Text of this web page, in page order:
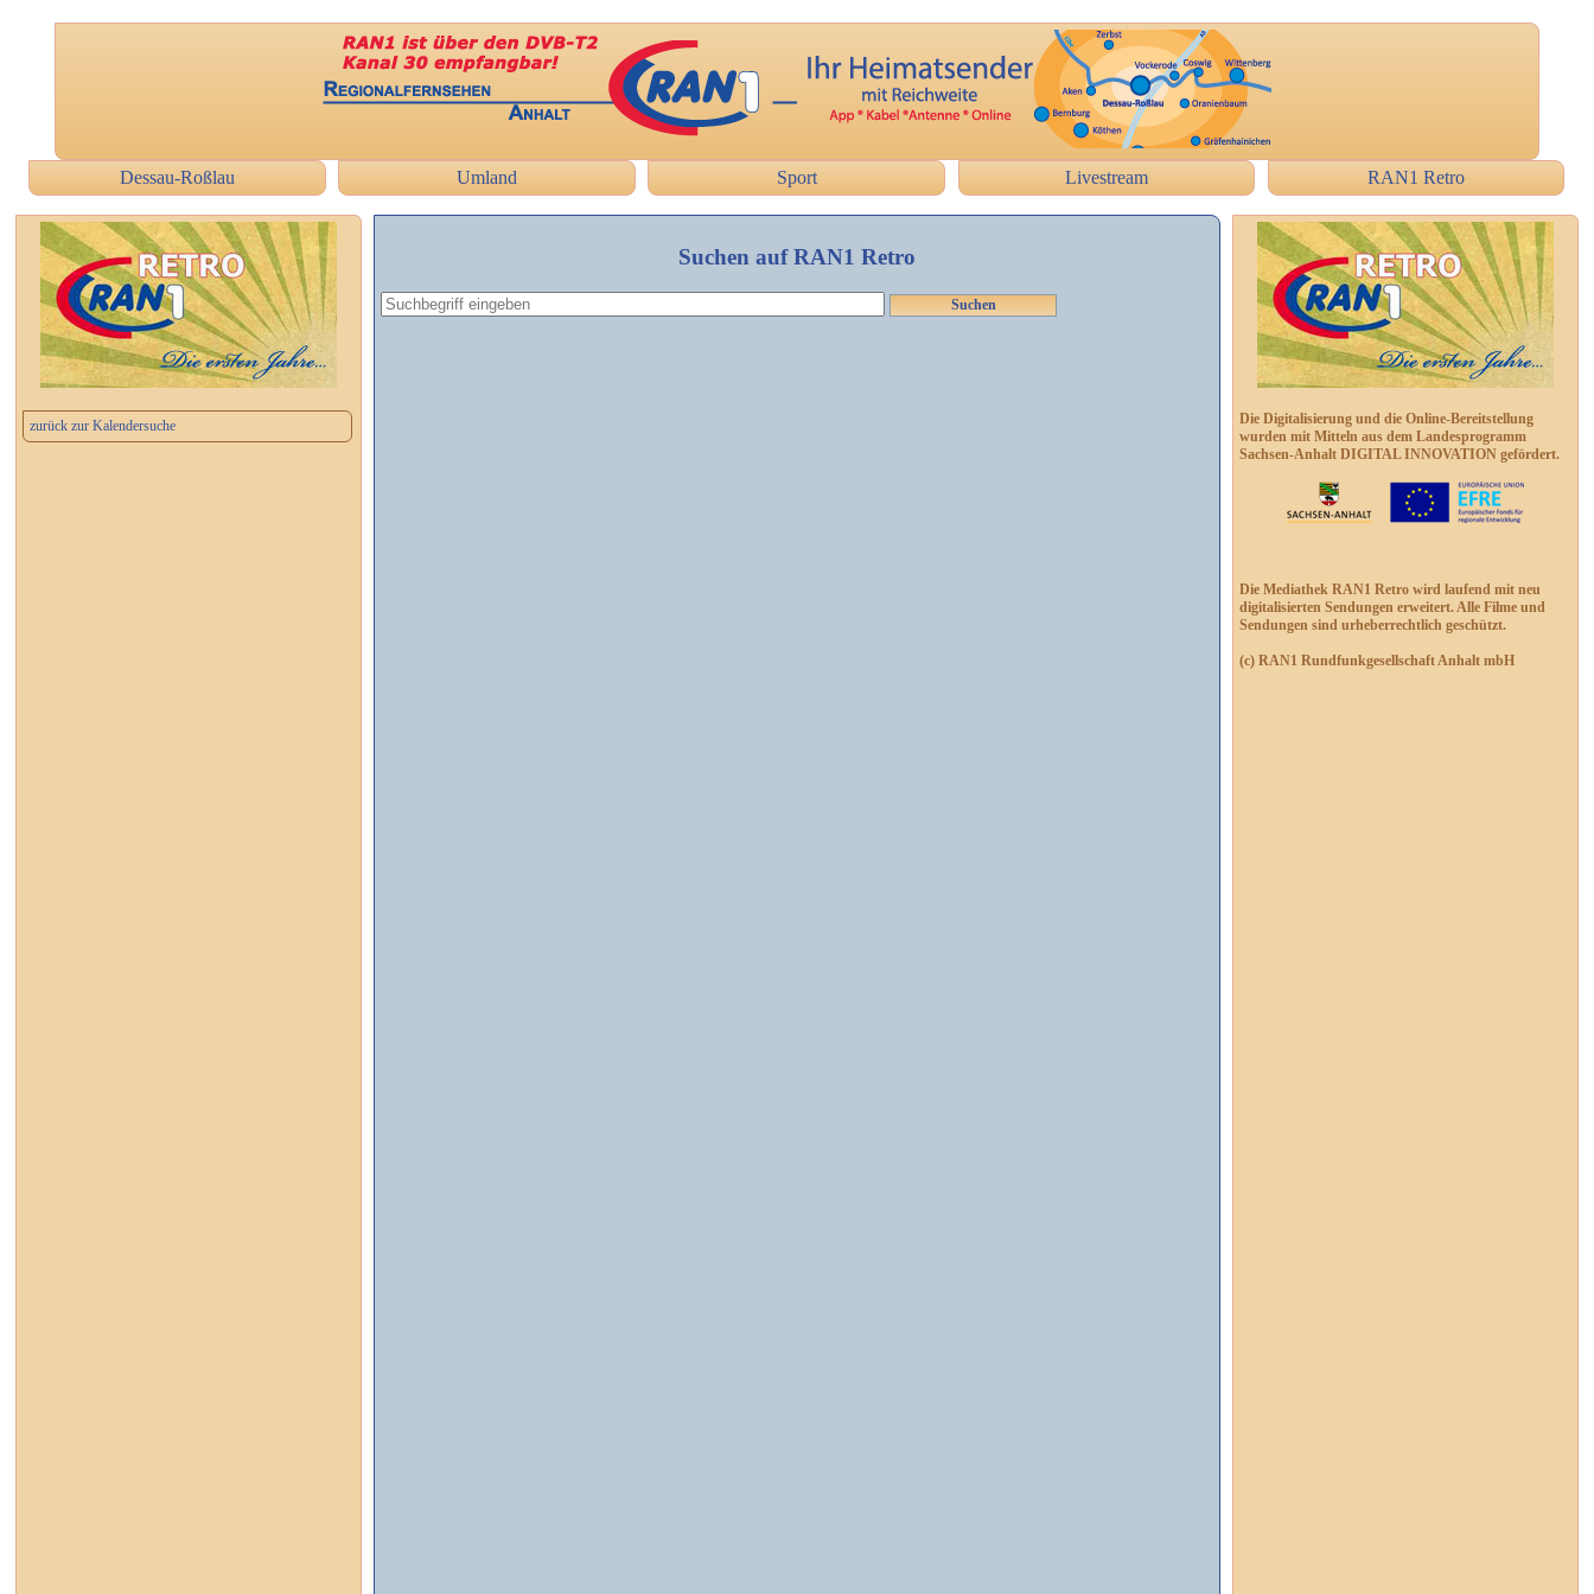
Dessau-Roßlau Umland Sport Livestream RAN1 Retro
zurück zur Kalendersuche
Suchen auf RAN1 Retro
Suchen
Die Digitalisierung und die Online-Bereitstellung
wurden mit Mitteln aus dem Landesprogramm
Sachsen-Anhalt DIGITAL INNOVATION gefördert.
Die Mediathek RAN1 Retro wird laufend mit neu
digitalisierten Sendungen erweitert. Alle Filme und
Sendungen sind urheberrechtlich geschützt.
(c) RAN1 Rundfunkgesellschaft Anhalt mbH